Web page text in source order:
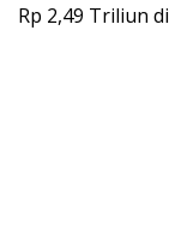
Rp 2,49 Triliun